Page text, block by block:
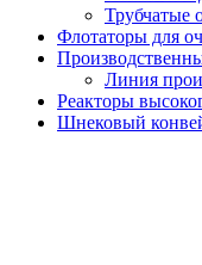
Трубчатые
Флотаторы для
Линия
Реакторы
Шнековый